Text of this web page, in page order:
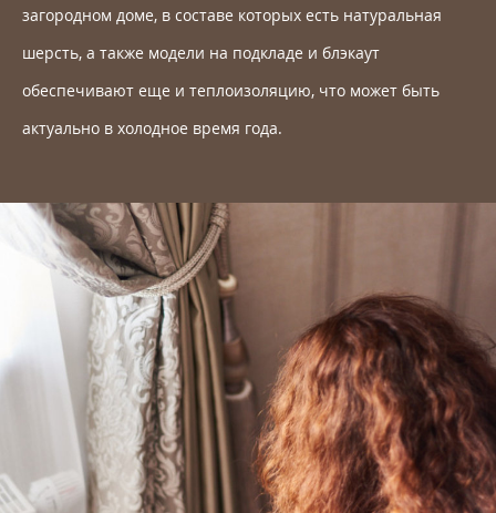
загородном доме, в составе которых есть натуральная
шерсть, а также модели на подкладе и блэкаут
обеспечивают еще и теплоизоляцию, что может быть
актуально в холодное время года.